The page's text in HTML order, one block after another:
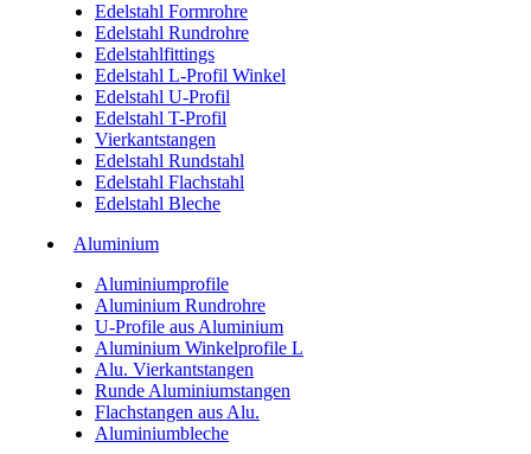
Edelstahl Formrohre
Edelstahl Rundrohre
Edelstahlfittings
Edelstahl L-Profil Winkel
Edelstahl U-Profil
Edelstahl T-Profil
Vierkantstangen
Edelstahl Rundstahl
Edelstahl Flachstahl
Edelstahl Bleche
Aluminium
Aluminiumprofile
Aluminium Rundrohre
U-Profile aus Aluminium
Aluminium Winkelprofile L
Alu. Vierkantstangen
Runde Aluminiumstangen
Flachstangen aus Alu.
Aluminiumbleche